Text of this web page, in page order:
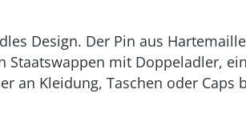
Design. Der Pin aus
mit Doppeladler,
an Kleidung, Taschen oder Caps